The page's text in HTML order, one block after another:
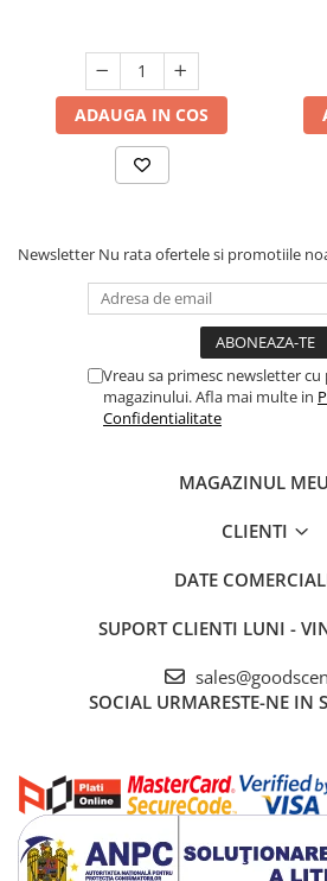
ADAUGA IN COS
Newsletter Nu rata ofertele si promotiile
Vreau sa primesc newsletter
magazinului. Afla mai multe in
Confidentialitate
MAGAZINUL MEU
CLIENTI
DATE
SUPORT CLIENTI LUNI -
SOCIAL URMARESTE-NE IN